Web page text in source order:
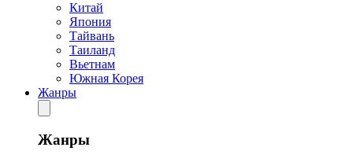
Китай
Япония
Тайвань
Таиланд
Вьетнам
Южная Корея
Жанры
Жанры